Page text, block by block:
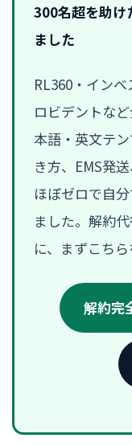
300名超を助け
ました
RL360・イン
ロビデントな
本語・英文テ
き方、EMS発
ほぼゼロで自
ました。解約
に、まずこちら
解約完